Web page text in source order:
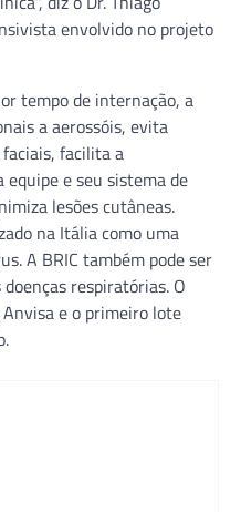
envolvido no projeto
tempo de internação, a
a aerossóis, evita
facilita a
equipe e seu sistema de
lesões cutâneas.
na Itália como uma
A BRIC também pode ser
respiratórias. O
e o primeiro lote